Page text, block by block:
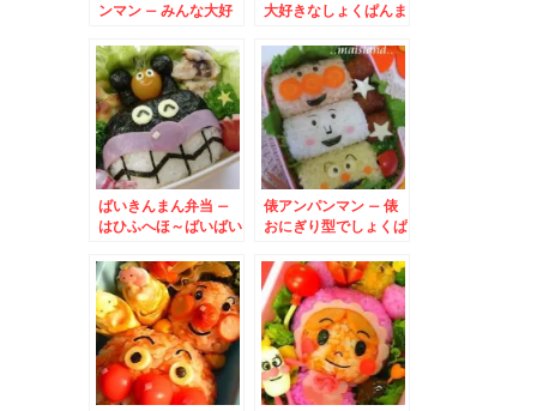
ンマン – みんな大好
ンマン弁当
大好きなしょくぱんま
ばいきんまん弁当 –
はひふへほ～ばいばい
俵アンパンマン – 俵
おにぎり型でしょくぱ
ンも一緒☆